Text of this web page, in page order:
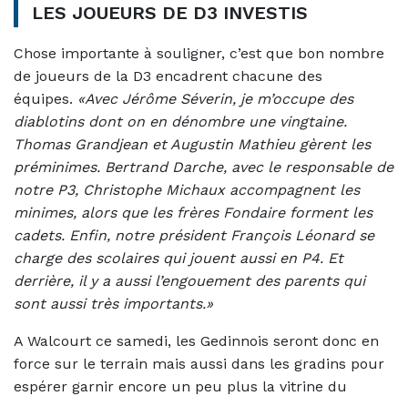
LES JOUEURS DE D3 INVESTIS
Chose importante à souligner, c’est que bon nombre
de joueurs de la D3 encadrent chacune des
équipes. «Avec Jérôme Séverin, je m’occupe des
diablotins dont on en dénombre une vingtaine.
Thomas Grandjean et Augustin Mathieu gèrent les
préminimes. Bertrand Darche, avec le responsable de
notre P3, Christophe Michaux accompagnent les
minimes, alors que les frères Fondaire forment les
cadets. Enfin, notre président François Léonard se
charge des scolaires qui jouent aussi en P4. Et
derrière, il y a aussi l’engouement des parents qui
sont aussi très importants.»
A Walcourt ce samedi, les Gedinnois seront donc en
force sur le terrain mais aussi dans les gradins pour
espérer garnir encore un peu plus la vitrine du